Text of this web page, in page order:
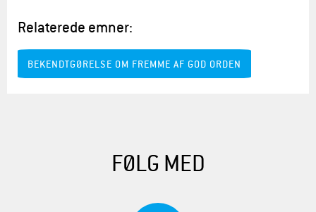
Relaterede emner:
BEKENDTGØRELSE OM FREMME AF GOD ORDEN
FØLG MED